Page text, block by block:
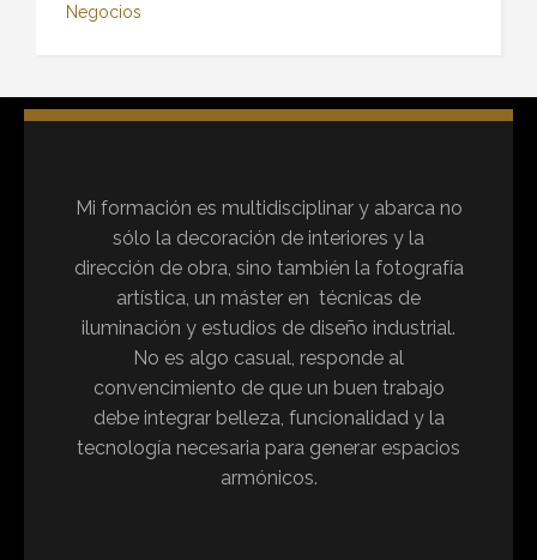
Negocios
Mi formación es multidisciplinar y abarca no
sólo la decoración de interiores y la
dirección de obra, sino también la fotografía
artística, un máster en técnicas de
iluminación y estudios de diseño industrial.
No es algo casual, responde al
convencimiento de que un buen trabajo
debe integrar belleza, funcionalidad y la
tecnología necesaria para generar espacios
armónicos.